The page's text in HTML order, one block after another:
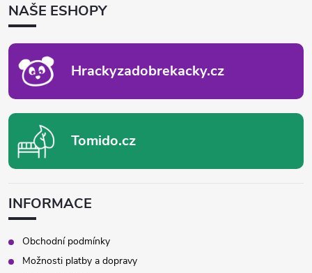
ANAŠE ESHOPY
Hrackyzadobrekacky.cz
Tomido.cz
INFORMACE
Obchodní podmínky
Možnosti platby a dopravy